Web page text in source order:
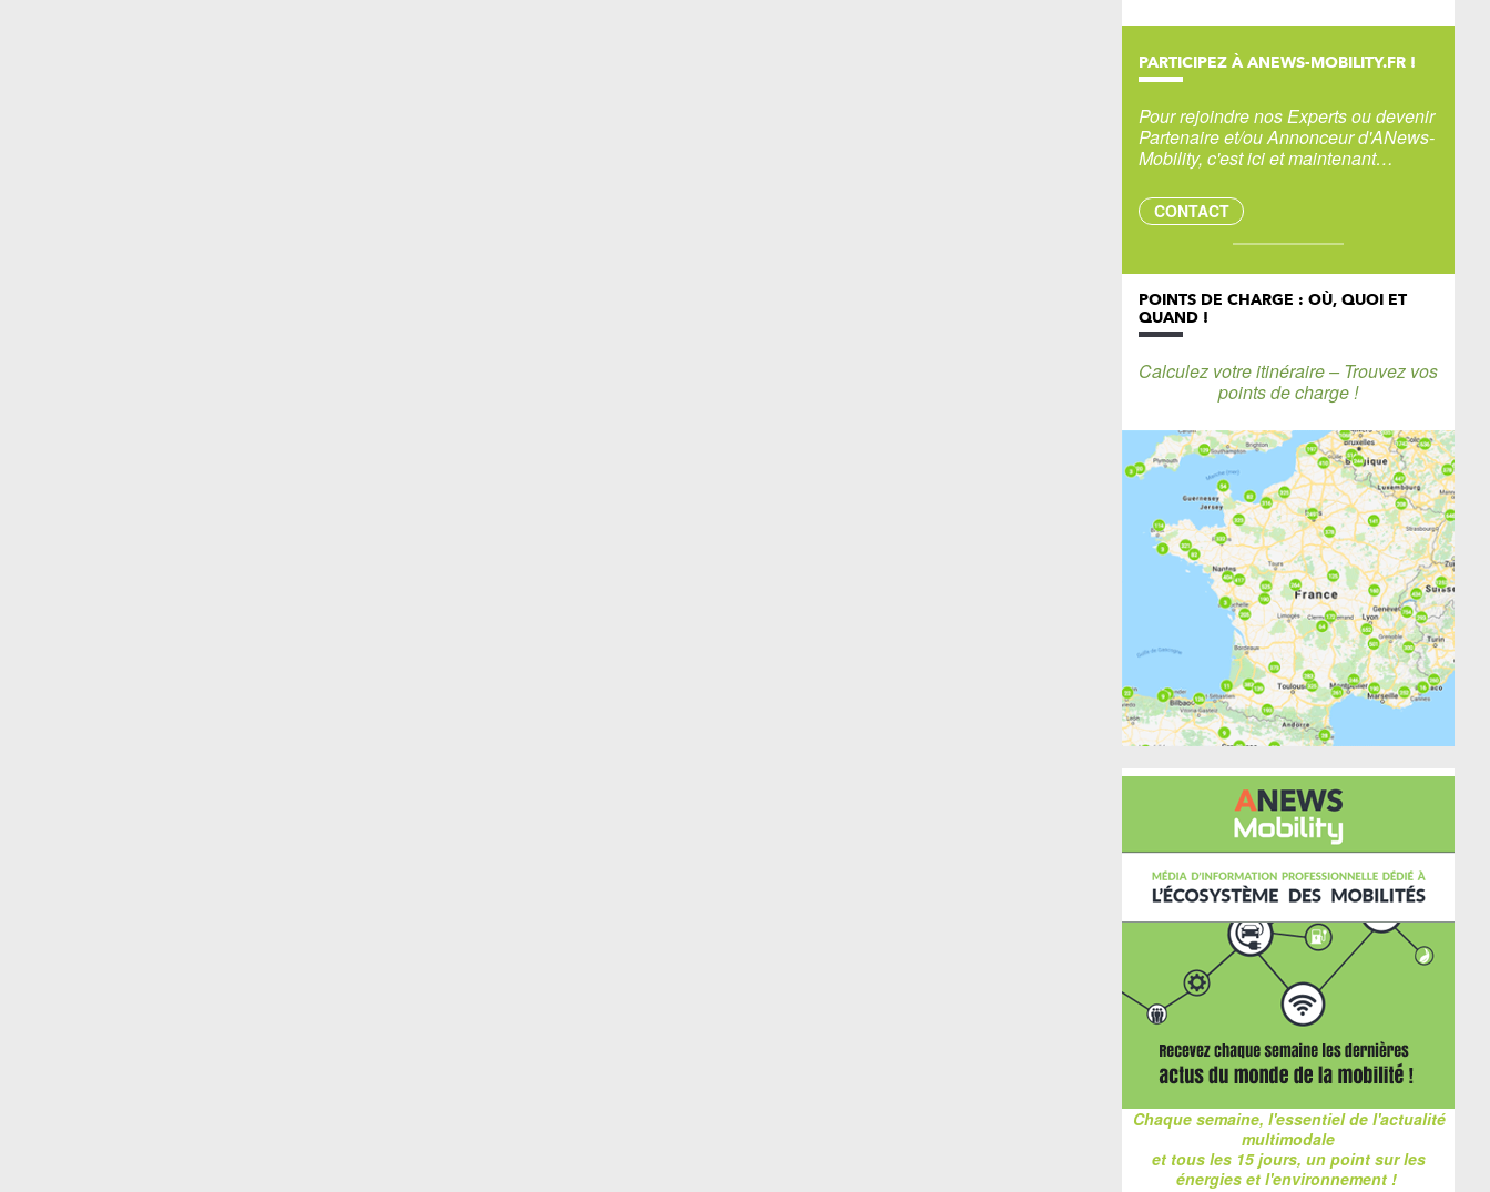
PARTICIPEZ À ANEWS-MOBILITY.FR !
Pour rejoindre nos Experts ou devenir
Partenaire et/ou Annonceur d'ANews-
Mobility, c'est ici et maintenant…
CONTACT
POINTS DE CHARGE : OÙ, QUOI ET
QUAND !
Calculez votre itinéraire – Trouvez vos
points de charge !
Chaque semaine, l'essentiel de l'actualité
multimodale
et tous les 15 jours, un point sur les
énergies et l'environnement !